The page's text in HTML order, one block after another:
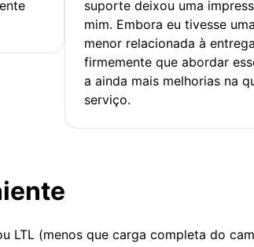
suporte deixou uma
mim. Embora eu tivesse
menor relacionada à
firmemente que abordar
a ainda mais melhorias na
serviço.
LTL (menos que carga completa do